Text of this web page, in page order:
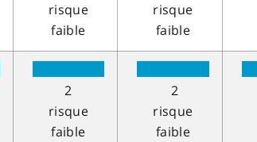
risque
faible
risque
faible
2
risque
faible
2
risque
faible